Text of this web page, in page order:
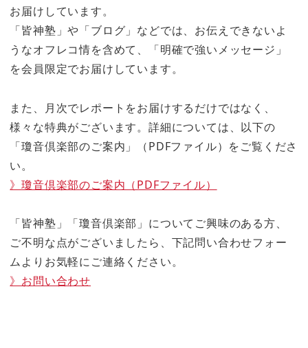
お届けしています。
「皆神塾」や「ブログ」などでは、お伝えできないよ
うなオフレコ情を含めて、「明確で強いメッセージ」
を会員限定でお届けしています。
また、月次でレポートをお届けするだけではなく、
様々な特典がございます。詳細については、以下の
「瓊音倶楽部のご案内」（PDFファイル）をご覧くださ
い。
》瓊音倶楽部のご案内（PDFファイル）
「皆神塾」「瓊音倶楽部」についてご興味のある方、
ご不明な点がございましたら、下記問い合わせフォー
ムよりお気軽にご連絡ください。
》お問い合わせ